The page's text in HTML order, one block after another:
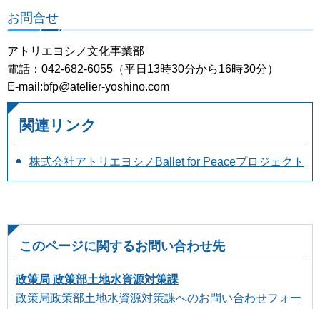
お問合せ
アトリエヨシノ文化事業部
電話：042-682-6055（平日13時30分から16時30分）
E-mail:bfp@atelier-yoshino.com
関連リンク
株式会社アトリエヨシノBallet for Peaceプロジェクト
このページに関するお問い合わせ先
政策局 政策部土地水資源対策課
政策局政策部土地水資源対策課へのお問い合わせフォー